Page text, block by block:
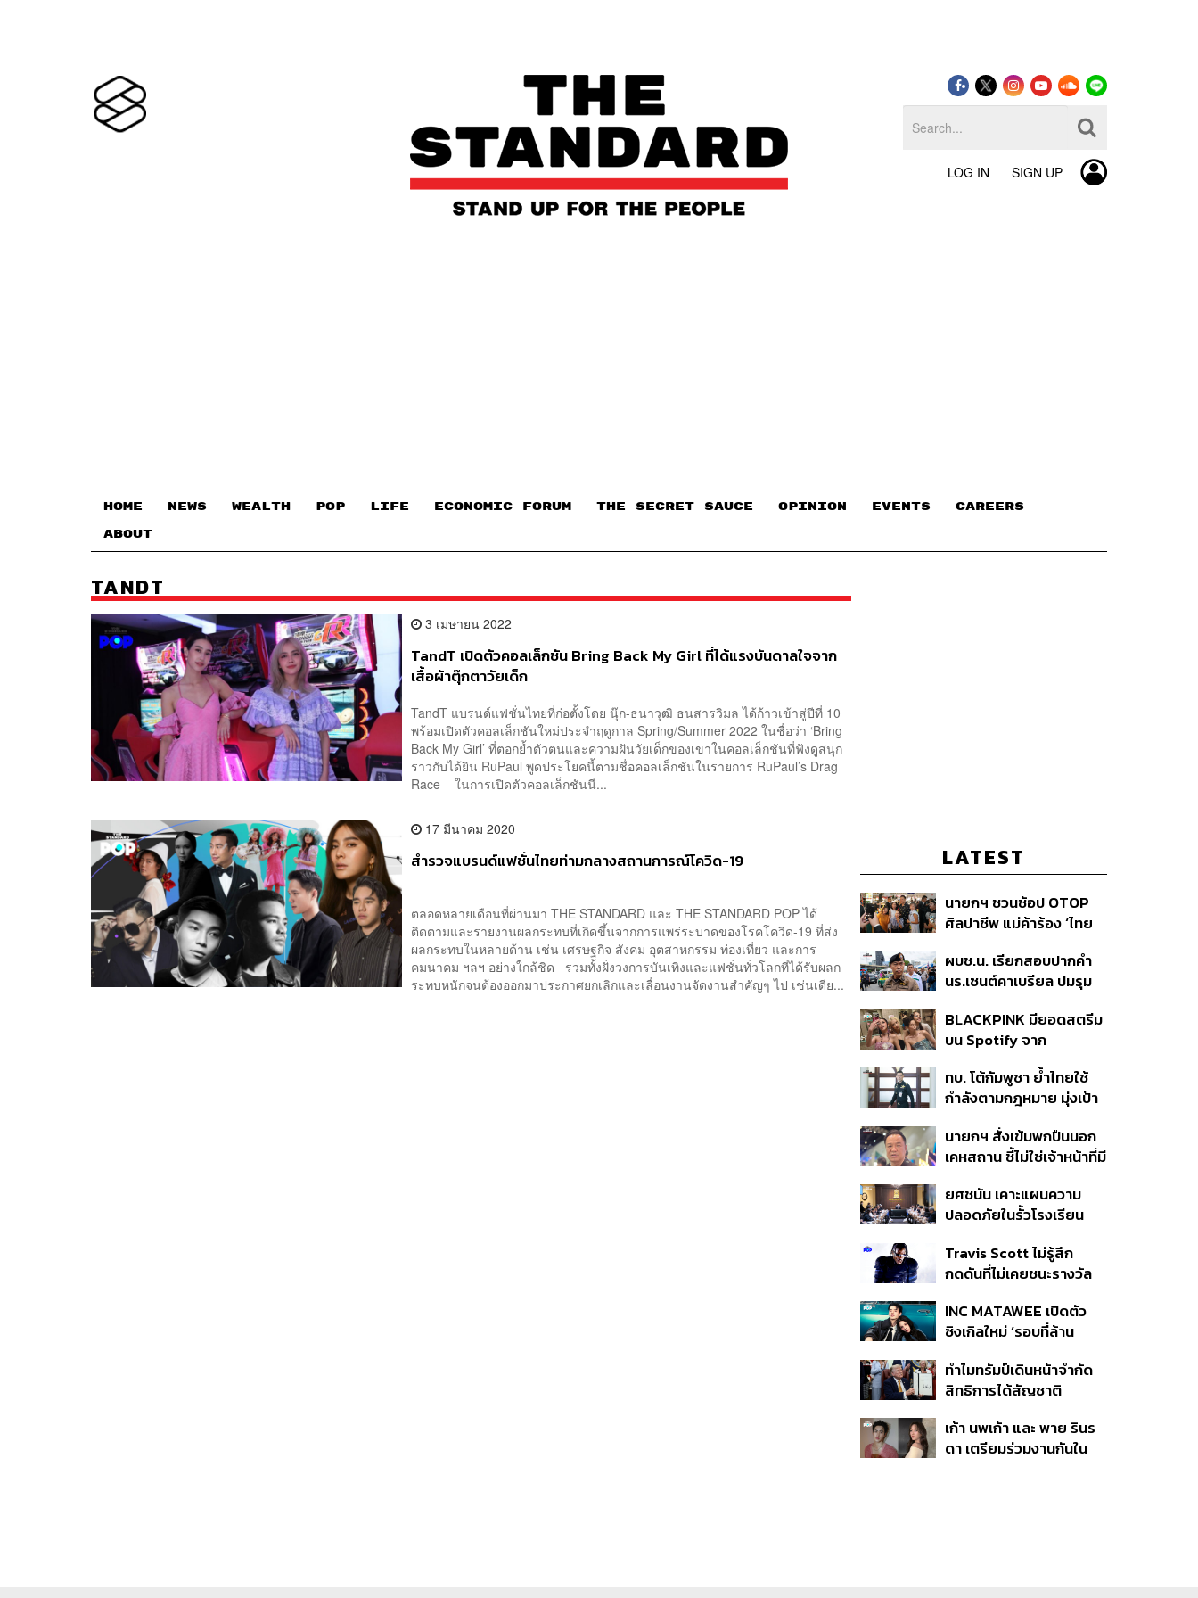
LOG IN SIGN UP
HOME NEWS WEALTH POP LIFE ECONOMIC FORUM THE SECRET SAUCE​ OPINION EVENTS CAREERS
ABOUT
TANDT
3 เมษายน 2022
TandT เปิดตัวคอลเล็กชัน Bring Back My Girl ที่ได้แรงบันดาลใจจาก
เสื้อผ้าตุ๊กตาวัยเด็ก
TandT แบรนด์แฟชั่นไทยที่ก่อตั้งโดย นุ๊ก-ธนาวุฒิ ธนสารวิมล ได้ก้าวเข้าสู่ปีที่ 10
พร้อมเปิดตัวคอลเล็กชันใหม่ประจำฤดูกาล Spring/Summer 2022 ในชื่อว่า ‘Bring
Back My Girl’ ที่ตอกย้ำตัวตนและความฝันวัยเด็กของเขาในคอลเล็กชันที่ฟังดูสนุก
ราวกับได้ยิน RuPaul พูดประโยคนี้ตามชื่อคอลเล็กชันในรายการ RuPaul’s Drag
Race ในการเปิดตัวคอลเล็กชันนี...
17 มีนาคม 2020
สำรวจแบรนด์แฟชั่นไทยท่ามกลางสถานการณ์โควิด-19
ตลอดหลายเดือนที่ผ่านมา THE STANDARD และ THE STANDARD POP ได้
ติดตามและรายงานผลกระทบที่เกิดขึ้นจากการแพร่ระบาดของโรคโควิด-19 ที่ส่ง
ผลกระทบในหลายด้าน เช่น เศรษฐกิจ สังคม อุตสาหกรรม ท่องเที่ยว และการ
คมนาคม ฯลฯ อย่างใกล้ชิด รวมทั้งฝั่งวงการบันเทิงและแฟชั่นทั่วโลกที่ได้รับผลก
ระทบหนักจนต้องออกมาประกาศยกเลิกและเลื่อนงานจัดงานสำคัญๆ ไป เช่นเดีย...
LATEST
นายกฯ ชวนช้อป OTOP
ศิลปาชีพ แม่ค้าร้อง ‘ไทย
ถามมีต่อไหม นายกฯ ตอบ
‘เดี๋ยวจะพยายาม’
ผบช.น. เรียกสอบปากคำ
นร.เซนต์คาเบรียล ปมรุม
ดำเนินคดีแล้ว
BLACKPINK มียอดสตรีม
บน Spotify จาก
ครั้ง ตลอด 10 ปีที่ผ่านมา
ทบ. โต้กัมพูชา ย้ำไทยใช้
กำลังตามกฎหมาย มุ่งเป้า
หายไทยไม่อาจลบด้วย
ข้อมูลบิดเบือน
นายกฯ สั่งเข้มพกปืนนอก
เคหสถาน ชี้ไม่ใช่เจ้าหน้าที่มี
ก่อเหตุ เจ้าของร่วมรับผิด
ยศชนัน เคาะแผนความ
ปลอดภัยในรั้วโรงเรียน
ดูแล-คุมเข้มคัดกรองสิ่ง
ผิดกฎหมาย
Travis Scott ไม่รู้สึก
กดดันที่ไม่เคยชนะรางวัล
แล้ว 10 ครั้ง
INC MATAWEE เปิดตัว
ซิงเกิลใหม่ ‘รอบที่ล้าน
มาแสดงในมิวสิกวิดีโอ
ทำไมทรัมป์เดินหน้าจำกัด
สิทธิการได้สัญชาติ
แม้ศาลสูงสุดเคยตัดสิน
คัดค้าน
เก้า นพเก้า และ พาย รินร
ดา เตรียมร่วมงานกันใน